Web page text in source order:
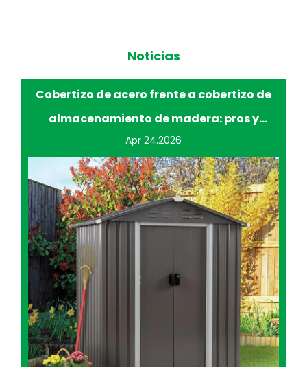
Noticias
Cobertizo de acero frente a cobertizo de
almacenamiento de madera: pros y
contras
Apr 24.2026